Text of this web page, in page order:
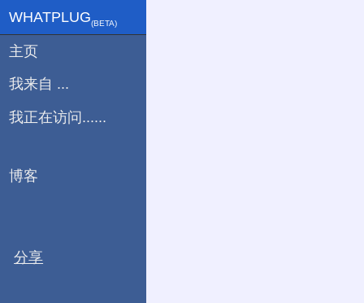
WHATPLUG(ΒETA)
主页
我来自 ...
我正在访问......
博客
分享